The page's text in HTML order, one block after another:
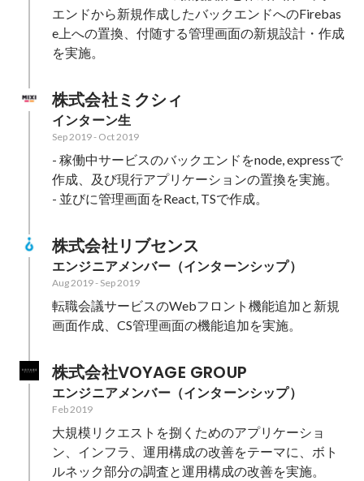
エンドから新規作成したバックエンドへのFirebas
e上への置換、付随する管理画面の新規設計・作成
を実施。
株式会社ミクシィ
インターン生
Sep 2019- Oct 2019
- 稼働中サービスのバックエンドをnode, expressで
作成、及び現行アプリケーションの置換を実施。
- 並びに管理画面をReact, TSで作成。
株式会社リブセンス
エンジニアメンバー（インターンシップ）
Aug 2019- Sep 2019
転職会議サービスのWebフロント機能追加と新規
画面作成、CS管理画面の機能追加を実施。
株式会社VOYAGE GROUP
エンジニアメンバー（インターンシップ）
Feb 2019
大規模リクエストを捌くためのアプリケーショ
ン、インフラ、運用構成の改善をテーマに、ボト
ルネック部分の調査と運用構成の改善を実施。